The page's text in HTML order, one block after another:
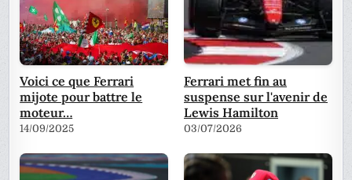
Voici ce que Ferrari
mijote pour battre le
moteur…
14/09/2025
Ferrari met fin au
suspense sur l'avenir de
Lewis Hamilton
03/07/2026